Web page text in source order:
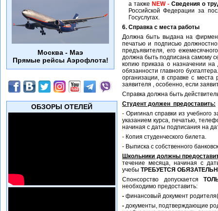
а также NEW - Cведения о
Российской Федерации за
Госуслугах.
6. Справка с места работы
Должна быть выдана на
печатью и подписью
предъявителя, его
должна быть подписана самому
копию приказа о назначении на
обязанности главного
организации, в справке с
заявителя , особенно, если
Справка должна быть
Студент должен предоставить:
- Оригинал справки из учебного
указанием курса, печатью,
начиная с даты подписания на
- Копия студенческого билета.
- Выписка с собственного
Школьники должны
течение месяца, начиная с
учебы ТРЕБУЕТСЯ
Спонсорство допускается
необходимо предоставить:
- финансовый документ
-документы, подтверждающие
Москва - Маэ
Прямые рейсы Аэрофлота!
ОБЗОРЫ ОТЕЛЕЙ